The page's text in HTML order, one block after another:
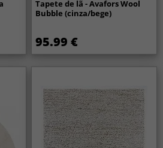
Tapete de lã - Avafors Wool
Bubble (cinza/bege)
95.99 €